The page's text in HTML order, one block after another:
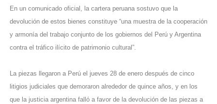
En un comunicado oficial, la cartera peruana sostuvo que la
devolución de estos bienes constituye “una muestra de la cooperación
y armonía del trabajo conjunto de los gobiernos del Perú y Argentina
contra el tráfico ilícito de patrimonio cultural”.
La piezas llegaron a Perú el jueves 28 de enero después de cinco
litigios judiciales que demoraron alrededor de quince años, y en los
que la justicia argentina falló a favor de la devolución de las piezas a